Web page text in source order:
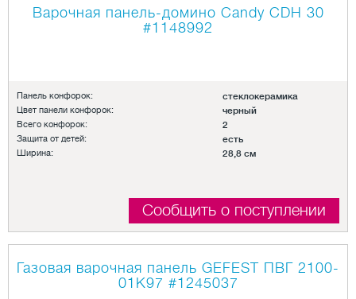
Варочная панель-домино Candy CDH 30
#1148992
Панель конфорок: стеклокерамика
Цвет панели конфорок: черный
Всего конфорок: 2
Защита от детей: есть
Ширина: 28,8 см
Сообщить о поступлении
Газовая варочная панель GEFEST ПВГ 2100-
01К97 #1245037